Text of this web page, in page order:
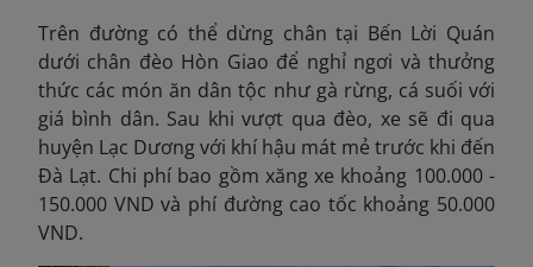
Trên đường có thể dừng chân tại Bến Lời Quán
dưới chân đèo Hòn Giao để nghỉ ngơi và thưởng
thức các món ăn dân tộc như gà rừng, cá suối với
giá bình dân. Sau khi vượt qua đèo, xe sẽ đi qua
huyện Lạc Dương với khí hậu mát mẻ trước khi đến
Đà Lạt. Chi phí bao gồm xăng xe khoảng 100.000 -
150.000 VND và phí đường cao tốc khoảng 50.000
VND.